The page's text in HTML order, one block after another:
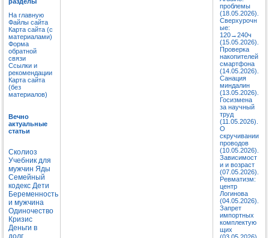
На главную
Файлы сайта
Карта сайта (с
материалами)
Форма
обратной
связи
Ссылки и
рекомендации
Карта сайта
(без
материалов)
Вечно
актуальные
статьи
Сколиоз
Учебник для
мужчин Яды
Семейный
кодекс Дети
Беременность
и мужчина
Одиночество
Кризис
Деньги в
долг
проблемы
(18.05.2026).
Сверхурочн
ые:
120→240ч
(15.05.2026).
Проверка
накопителей
смартфона
(14.05.2026).
Санация
миндалин
(13.05.2026).
Госизмена
за научный
труд
(11.05.2026).
О
скручивании
проводов
(10.05.2026).
Зависимост
и и возраст
(07.05.2026).
Ревматизм:
центр
Логинова
(04.05.2026).
Запрет
импортных
комплектую
щих